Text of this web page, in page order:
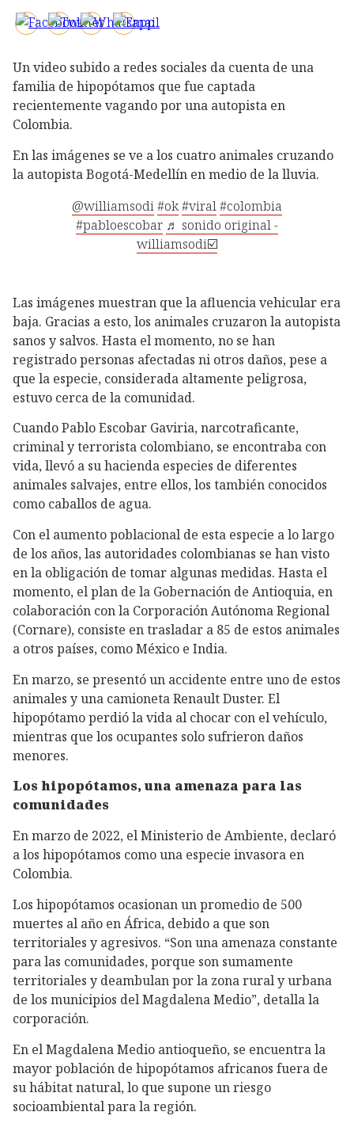
Un video subido a redes sociales da cuenta de una
familia de hipopótamos que fue captada
recientemente vagando por una autopista en
Colombia.
En las imágenes se ve a los cuatro animales cruzando
la autopista Bogotá-Medellín en medio de la lluvia.
@williamsodi#ok#viral#colombia
#pabloescobar ♬ sonido original -
williamsodi☑️
Las imágenes muestran que la afluencia vehicular era
baja. Gracias a esto, los animales cruzaron la autopista
sanos y salvos. Hasta el momento, no se han
registrado personas afectadas ni otros daños, pese a
que la especie, considerada altamente peligrosa,
estuvo cerca de la comunidad.
Cuando Pablo Escobar Gaviria, narcotraficante,
criminal y terrorista colombiano, se encontraba con
vida, llevó a su hacienda especies de diferentes
animales salvajes, entre ellos, los también conocidos
como caballos de agua.
Con el aumento poblacional de esta especie a lo largo
de los años, las autoridades colombianas se han visto
en la obligación de tomar algunas medidas. Hasta el
momento, el plan de la Gobernación de Antioquia, en
colaboración con la Corporación Autónoma Regional
(Cornare), consiste en trasladar a 85 de estos animales
a otros países, como México e India.
En marzo, se presentó un accidente entre uno de estos
animales y una camioneta Renault Duster. El
hipopótamo perdió la vida al chocar con el vehículo,
mientras que los ocupantes solo sufrieron daños
menores.
Los hipopótamos, una amenaza para las
comunidades
En marzo de 2022, el Ministerio de Ambiente, declaró
a los hipopótamos como una especie invasora en
Colombia.
Los hipopótamos ocasionan un promedio de 500
muertes al año en África, debido a que son
territoriales y agresivos. “Son una amenaza constante
para las comunidades, porque son sumamente
territoriales y deambulan por la zona rural y urbana
de los municipios del Magdalena Medio”, detalla la
corporación.
En el Magdalena Medio antioqueño, se encuentra la
mayor población de hipopótamos africanos fuera de
su hábitat natural, lo que supone un riesgo
socioambiental para la región.